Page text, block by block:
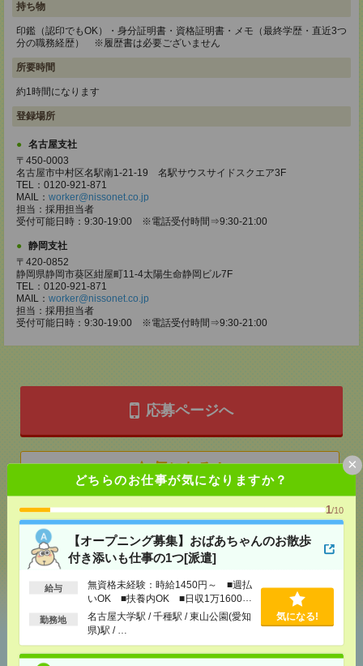
どちらのお仕事が気になりますか？
1/10
【オープニング募集】おばあちゃんのお散歩
付き添いも仕事の1つ[派遣]
給与
無資格未経験：時給1450円～ ■週払
いOK ■扶養内OK ■日収1万1600円
以上
勤務地
名古屋大学駅 / 千種駅 / 東山公園(愛知
県)駅 / …
気になる!
×
持ち物
印鑑（認印でもOK）・身分証明書・資格証明書・メモ（最終学歴・直近3つ
分の職務経歴） ※履歴書は必要ございません
所要時間
約1時間になります
登録場所
名古屋支社
〒450-0003
名古屋市中村区名駅南1-21-19 名駅サウスサイドスクエア3F
TEL：0120-921-871
MAIL： worker@nissonet.co.jp
担当：採用担当者
受付可能日時：9:30-19:00 ※電話受付時間⇒9:30-21:00
静岡支社
〒420-0852
静岡県静岡市葵区紺屋町11-4太陽生命静岡ビル7F
TEL：0120-921-871
MAIL： worker@nissonet.co.jp
担当：採用担当者
受付可能日時：9:30-19:00 ※電話受付時間⇒9:30-21:00
応募ページへ
気になる！
メールで送る LINEで送る
ツイート
あなたの閲覧履歴からの
おすすめ